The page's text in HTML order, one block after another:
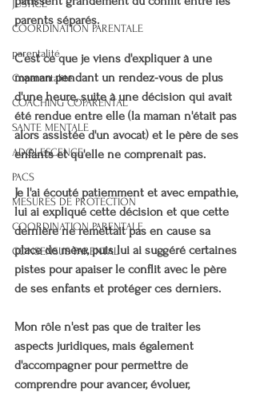
JUSTICE
COORDINATION PARENTALE
parentalité
Coparentalité
COACHING COPARENTAL
SANTE MENTALE
ADOLESCENCE
PACS
MESURES DE PROTECTION
COORDINATION PARENTALE
CONSENSUS PARENTAL
parents séparés.
C'est ce que je viens d'expliquer à une
maman pendant un rendez-vous de plus
d'une heure, suite à une décision qui avait
été rendue entre elle (la maman n'était pas
alors assistée d'un avocat) et le père de ses
enfants et qu'elle ne comprenait pas.
Je l'ai écouté patiemment et avec empathie,
lui ai expliqué cette décision et que cette
dernière ne remettait pas en cause sa
place de mère, puis lui ai suggéré certaines
pistes pour apaiser le conflit avec le père
de ses enfants et protéger ces derniers.
Mon rôle n'est pas que de traiter les
aspects juridiques, mais également
d'accompagner pour permettre de
comprendre pour avancer, évoluer,